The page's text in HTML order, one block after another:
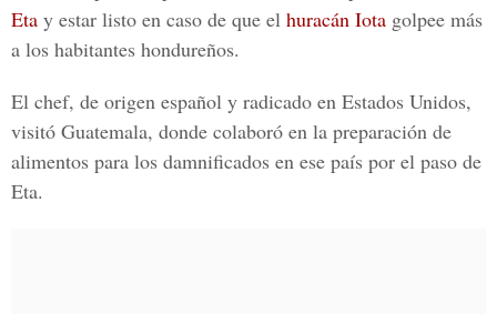
Eta y estar listo en caso de que el huracán Iota golpee más
a los habitantes hondureños.
El chef, de origen español y radicado en Estados Unidos,
visitó Guatemala, donde colaboró en la preparación de
alimentos para los damnificados en ese país por el paso de
Eta.